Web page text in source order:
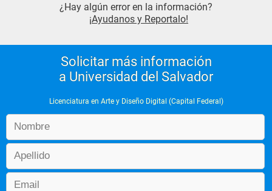
¿Hay algún error en la información?
¡Ayudanos y Reportalo!
Solicitar más información
a Universidad del Salvador
Licenciatura en Arte y Diseño Digital (Capital Federal)